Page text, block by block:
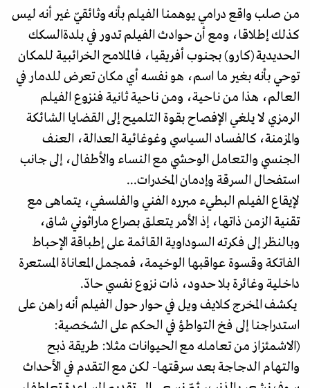
من صلب واقع درامي يوهمنا الفيلم بأنه وثائقيّ غير أنه ليس
كذلك إطلاقا، ومع أن حوادث الفيلم تدور في بلدةالسكك
الحديدية (كارو) بجنوب أفريقيا، فالملامح الخرائبية للمكان
توحي بأنه بغير ما اسم، هو نفسه أي مكان تعرض للدمار في
العالم، هذا من ناحية، ومن ناحية ثانية فنزوع الفيلم
الرمزي لا يلغي الإفصاح بقوة التلميح إلى القضايا الشائكة
والمزمنة، كالفساد السياسي وغوغائية العدالة، العنف
الجنسي والتعامل الوحشي مع النساء والأطفال، إلى جانب
استفحال السرقة وإدمان المخدرات...
لإيقاع الفيلم البطيء مبرره الفني والفلسفي، يتماهى مع
تقنية الزمن ذاتها، إذ الأمر يتعلق بصراع ماراثوني شاق،
وبالنظر إلى فكرته السوداوية القائمة على إطباقة الإحباط
الفاتكة وقسوة عواقبها الوخيمة، فمجمل المعاناة المستعرة
داخلية وغائرة بلا حدود، ذات نزوع نفسي حادّ.
يكشف المخرج كلايف ويل في حوار حول الفيلم أنه راهن على
استدراجنا إلى فخ التواطؤ في الحكم على الشخصية:
(الاشمئزاز من تعامله مع الحيوانات مثلا: طريقة ذبح
والتهام الدجاجة بعد سرقتها- لكن مع التقدم في الأحداث